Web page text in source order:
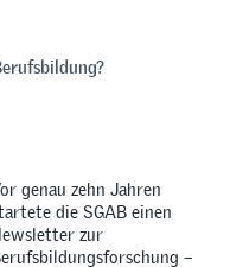
genau zehn Jahren
die SGAB einen
zur
–